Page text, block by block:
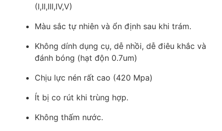
(I,II,III,IV,V)
Màu sắc tự nhiên và ổn định sau khi trám.
Không dính dụng cụ, dễ nhồi, dễ điêu khắc và
đánh bóng (hạt độn 0.7um)
Chịu lực nén rất cao (420 Mpa)
Ít bị co rút khi trùng hợp.
Không thấm nước.